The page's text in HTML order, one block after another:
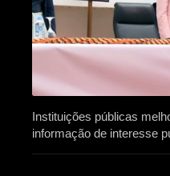
Instituições públicas
informação de interesse